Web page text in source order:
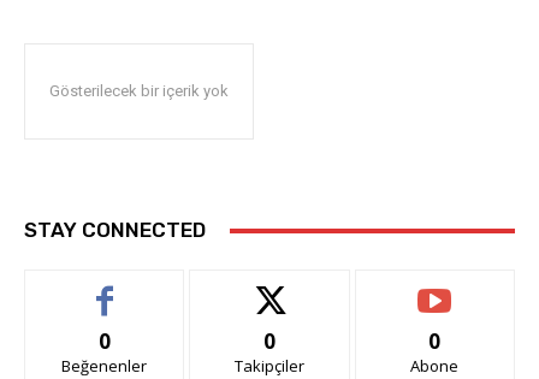
Gösterilecek bir içerik yok
STAY CONNECTED
0
Beğenenler
0
Takipçiler
0
Abone